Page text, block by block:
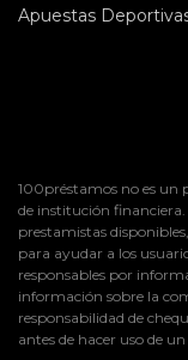
Apuestas
100préstamos no es un
de institución
prestamistas
para ayudar a los
responsables por
información sobre la
responsabilidad de
antes de hacer uso de